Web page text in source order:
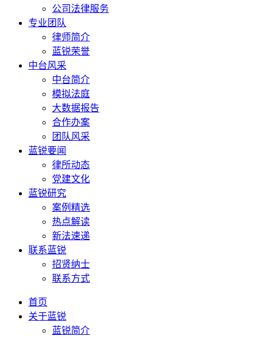
公司法律服务
专业团队
律师简介
蓝锐荣誉
中台风采
中台简介
模拟法庭
大数据报告
合作办案
团队风采
蓝锐要闻
律所动态
党建文化
蓝锐研究
案例精选
热点解读
新法速递
联系蓝锐
招贤纳士
联系方式
首页
关于蓝锐
蓝锐简介